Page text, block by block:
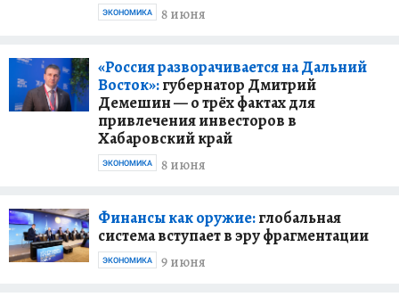
8 июня
ЭКОНОМИКА
«Россия разворачивается на Дальний
Восток»:губернатор Дмитрий
Демешин — о трёх фактах для
привлечения инвесторов в
Хабаровский край
8 июня
ЭКОНОМИКА
Финансы как оружие:глобальная
система вступает в эру фрагментации
9 июня
ЭКОНОМИКА